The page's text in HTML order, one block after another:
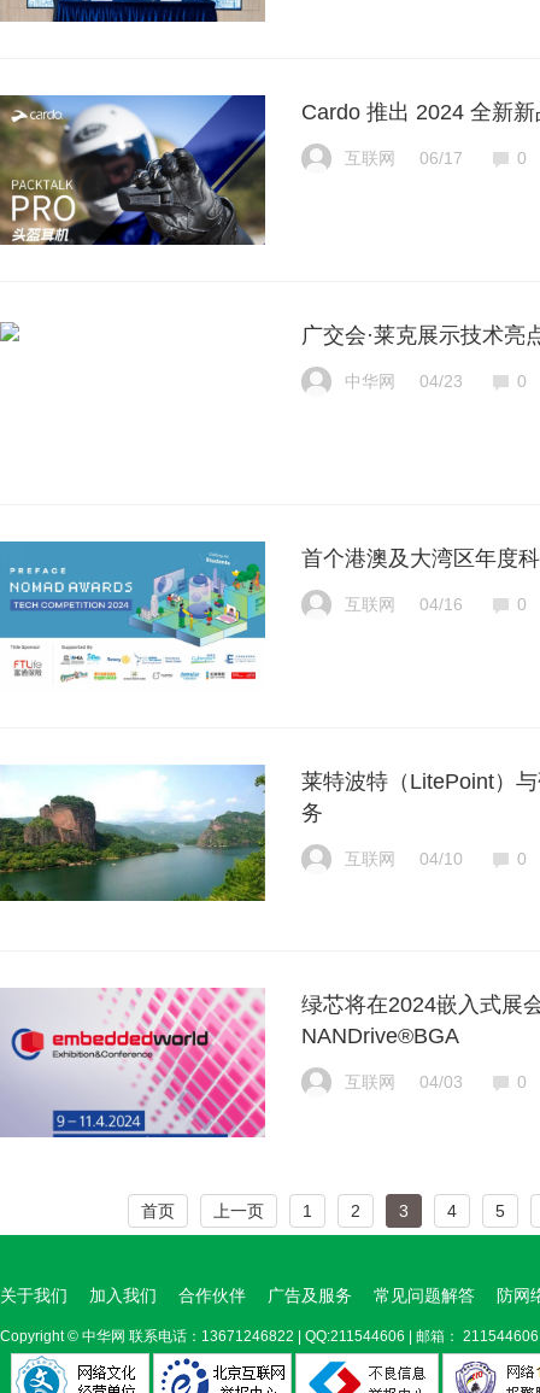
Cardo 推出 2024 全新
互联网 06/17 0
广交会·莱克展示技术亮
中华网 04/23 0
首个港澳及大湾区年度
互联网 04/16 0
莱特波特（LitePoint）
务
互联网 04/10 0
绿芯将在2024嵌入式展
NANDrive®BGA
互联网 04/03 0
首页 上一页 1 2 3 4 5
关于我们 加入我们 合作伙伴 广告及服务 常见问题解答 防网
Copyright © 中华网 联系电话：13671246822 | QQ:211544606 | 邮箱：